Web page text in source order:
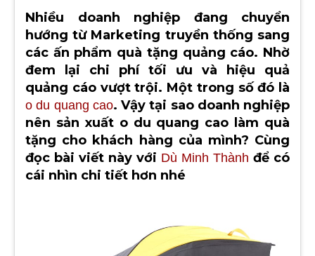
Nhiều doanh nghiệp đang chuyển
hướng từ Marketing truyền thống sang
các ấn phẩm quà tặng quảng cáo. Nhờ
đem lại chi phí tối ưu và hiệu quả
quảng cáo vượt trội. Một trong số đó là
o du quang cao. Vậy tại sao doanh nghiệp
nên sản xuất o du quang cao làm quà
tặng cho khách hàng của mình? Cùng
đọc bài viết này với Dù Minh Thành để có
cái nhìn chi tiết hơn nhé